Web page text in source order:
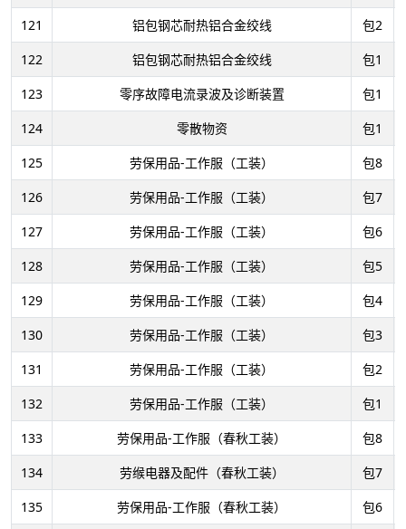
121 铝包钢芯耐热铝合金绞线
包2
122
铝包钢芯耐热铝合金绞线
包1
123
零序故障电流录波及诊断装置
包1
124
零散物资
包1
125
劳保用品-工作服（工装）
包8
126
劳保用品-工作服（工装）
包7
127
劳保用品-工作服（工装）
包6
128
劳保用品-工作服（工装）
包5
129
劳保用品-工作服（工装）
包4
130
劳保用品-工作服（工装）
包3
131
劳保用品-工作服（工装）
包2
132
劳保用品-工作服（工装）
包1
133
劳保用品-工作服（春秋工装）
包8
134
劳缑电器及配件（春秋工装）
包7
135
劳保用品-工作服（春秋工装）
包6